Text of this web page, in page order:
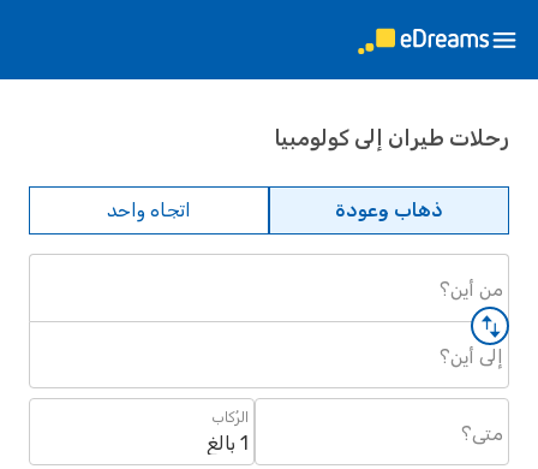
رحلات طيران إلى كولومبيا
ذهاب وعودة اتجاه واحد
من أين؟
إلى أين؟
متى؟
الرُكاب
1 بالغ